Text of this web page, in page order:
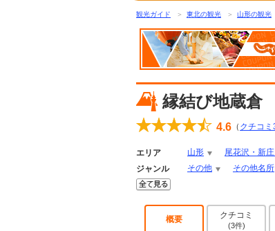
観光ガイド ＞ 東北の観光 ＞ 山形の観光
縁結び地蔵倉
4.6 （ クチコミ
エリア 山形 尾花沢・新
ジャンル
その他 その他名所
概要 クチコミ
(3件)